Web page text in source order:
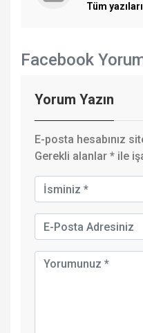
Tüm yazıları
Facebook
Yorum Yazın
E-posta hesabınız
Gerekli alanlar * ile